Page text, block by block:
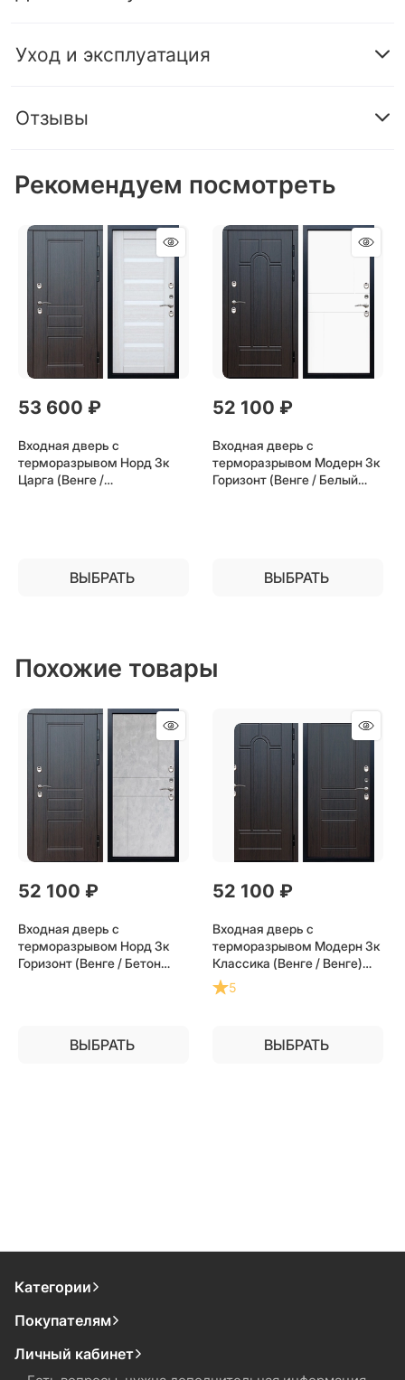
Уход и эксплуатация
Отзывы
Рекомендуем посмотреть
53 600 ₽
Входная дверь с
терморазрывом Норд 3к
Царга (Венге /
ВЫБРАТЬ
52 100 ₽
Входная дверь с
терморазрывом Модерн 3к
Горизонт (Венге / Белый
ВЫБРАТЬ
Похожие товары
52 100 ₽
Входная дверь с
терморазрывом Норд 3к
Горизонт (Венге / Бетон
ВЫБРАТЬ
52 100 ₽
Входная дверь с
терморазрывом Модерн 3к
Классика (Венге / Венге)
для частного загородного
дома и дачи
5
ВЫБРАТЬ
Категории
Покупателям
Личный кабинет